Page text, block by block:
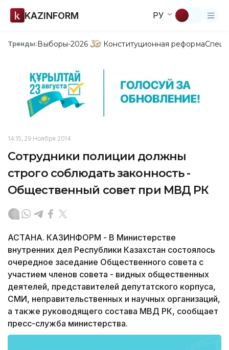
KAZINFORM РУ
Тренды:Выборы-2026 Конституционная реформа
14:15, 29 Ноября 2014
Сотрудники полиции должны
строго соблюдать законность -
Общественный совет при МВД РК
АСТАНА. КАЗИНФОРМ - В Министерстве
внутренних дел Республики Казахстан состоялось
очередное заседание Общественного совета с
участием членов совета - видных общественных
деятелей, представителей депутатского корпуса,
СМИ, неправительственных и научных организаций,
а также руководящего состава МВД РК, сообщает
пресс-служба министерства.